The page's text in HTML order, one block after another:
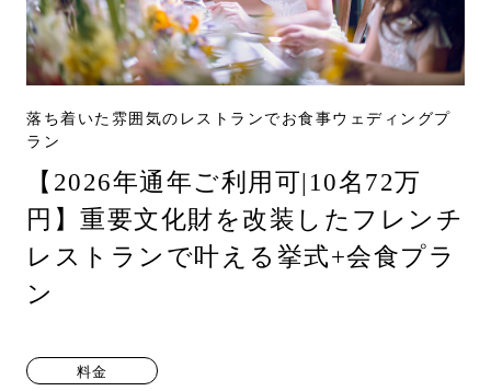
落ち着いた雰囲気のレストランでお食事ウェディングプ
ラン
【2026年通年ご利用可|10名72万
円】重要文化財を改装したフレンチ
レストランで叶える挙式+会食プラ
ン
料金